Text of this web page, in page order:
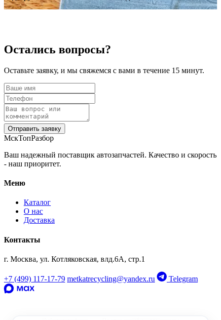
‹
OEM: 8W0253144F
Остались вопросы?
Оставьте заявку, и мы свяжемся с вами в течение 15 минут.
Отправить заявку
МскТопРазбор
Ваш надежный поставщик автозапчастей. Качество и скорость
- наш приоритет.
Меню
Каталог
О нас
Доставка
Контакты
г. Москва, ул. Котляковская, влд.6А, стр.1
+7 (499) 117-17-79 metkatrecycling@yandex.ru Telegram